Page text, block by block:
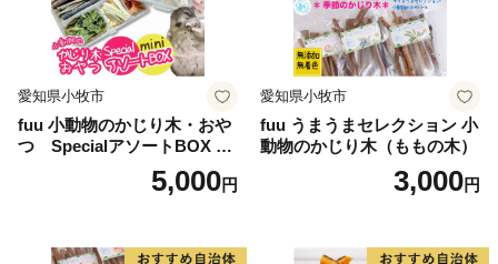
愛知県小牧市
fuu 小動物のかじり木・おや
つ SpecialアソートBOX mi
5,000円
愛知県小牧市
fuu うまうまセレクション 小
動物のかじり木（ももの木）
3,000円